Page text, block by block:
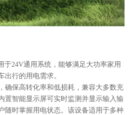
于24V通用系统，能够满足大功率家用
出行的用电需求。
确保高转化率和低损耗，兼容大多数充
置智能显示屏可实时监测并显示输入输
随时掌握用电状态。该设备适用于多种